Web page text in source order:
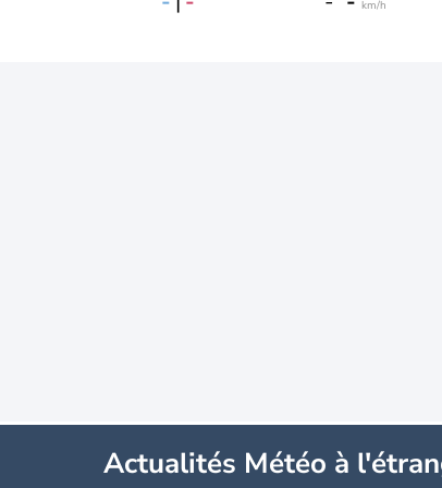
km/h
Actualités Météo à